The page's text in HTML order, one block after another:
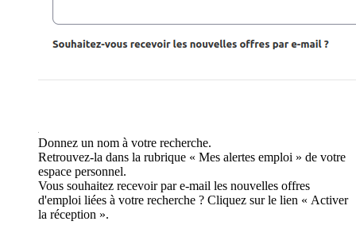
Donnez un nom à votre recherche.
Retrouvez-la dans la rubrique « Mes alertes emploi » de votre
espace personnel.
Vous souhaitez recevoir par e-mail les nouvelles offres
d'emploi liées à votre recherche ? Cliquez sur le lien « Activer
la réception ».